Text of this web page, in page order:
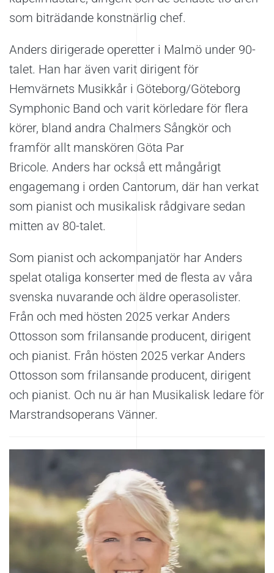
som biträdande konstnärlig chef.
Anders dirigerade operetter i Malmö under 90-
talet. Han har även varit dirigent för
Hemvärnets Musikkår i Göteborg/Göteborg
Symphonic Band och varit körledare för flera
körer, bland andra Chalmers Sångkör och
framför allt manskören Göta Par
Bricole. Anders har också ett mångårigt
engagemang i orden Cantorum, där han verkat
som pianist och musikalisk rådgivare sedan
mitten av 80-talet.
Som pianist och ackompanjatör har Anders
spelat otaliga konserter med de flesta av våra
svenska nuvarande och äldre operasolister.
Från och med hösten 2025 verkar Anders
Ottosson som frilansande producent, dirigent
och pianist. Från hösten 2025 verkar Anders
Ottosson som frilansande producent, dirigent
och pianist. Och nu är han Musikalisk ledare för
Marstrandsoperans Vänner.